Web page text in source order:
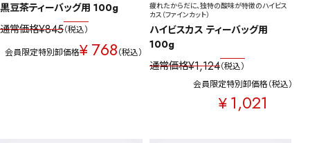
黒豆茶ティーバッグ用 100g
通常価格¥845 税込
会員限定特別卸価格¥ 768 税込
疲れたからだに、独特の酸味が特徴のハイビス
カス（ファインカット）
ハイビスカス ティーバッグ用
100g
通常価格¥1,124 税込
会員限定特別卸価格
¥1,021
税込